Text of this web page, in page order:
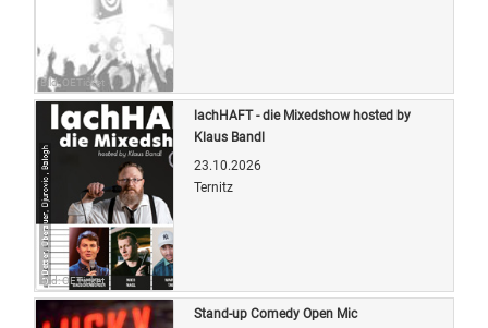
Bild: OETicket
Bild: OETicket
lachHAFT - die Mixedshow hosted by
Klaus Bandl
23.10.2026
Ternitz
Stand-up Comedy Open Mic